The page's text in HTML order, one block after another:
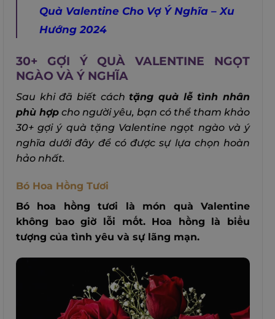
Quà Valentine Cho Vợ Ý Nghĩa – Xu
Hướng 2024
30+ GỢI Ý QUÀ VALENTINE NGỌT
NGÀO VÀ Ý NGHĨA
Sau khi đã biết cáchtặng quà lễ tình nhân
phù hợp cho người yêu, bạn có thể tham khảo
30+ gợi ý quà tặng Valentine ngọt ngào và ý
nghĩa dưới đây để có được sự lựa chọn hoàn
hảo nhất.
Bó Hoa Hồng Tươi
Bó hoa hồng tươi là món quà Valentine
không bao giờ lỗi mốt. Hoa hồng là biểu
tượng của tình yêu và sự lãng mạn.